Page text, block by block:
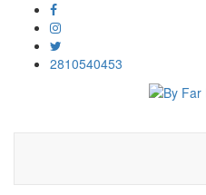
2810540453